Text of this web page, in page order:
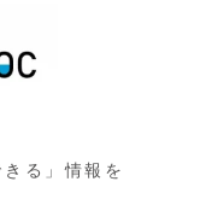
る」情報を